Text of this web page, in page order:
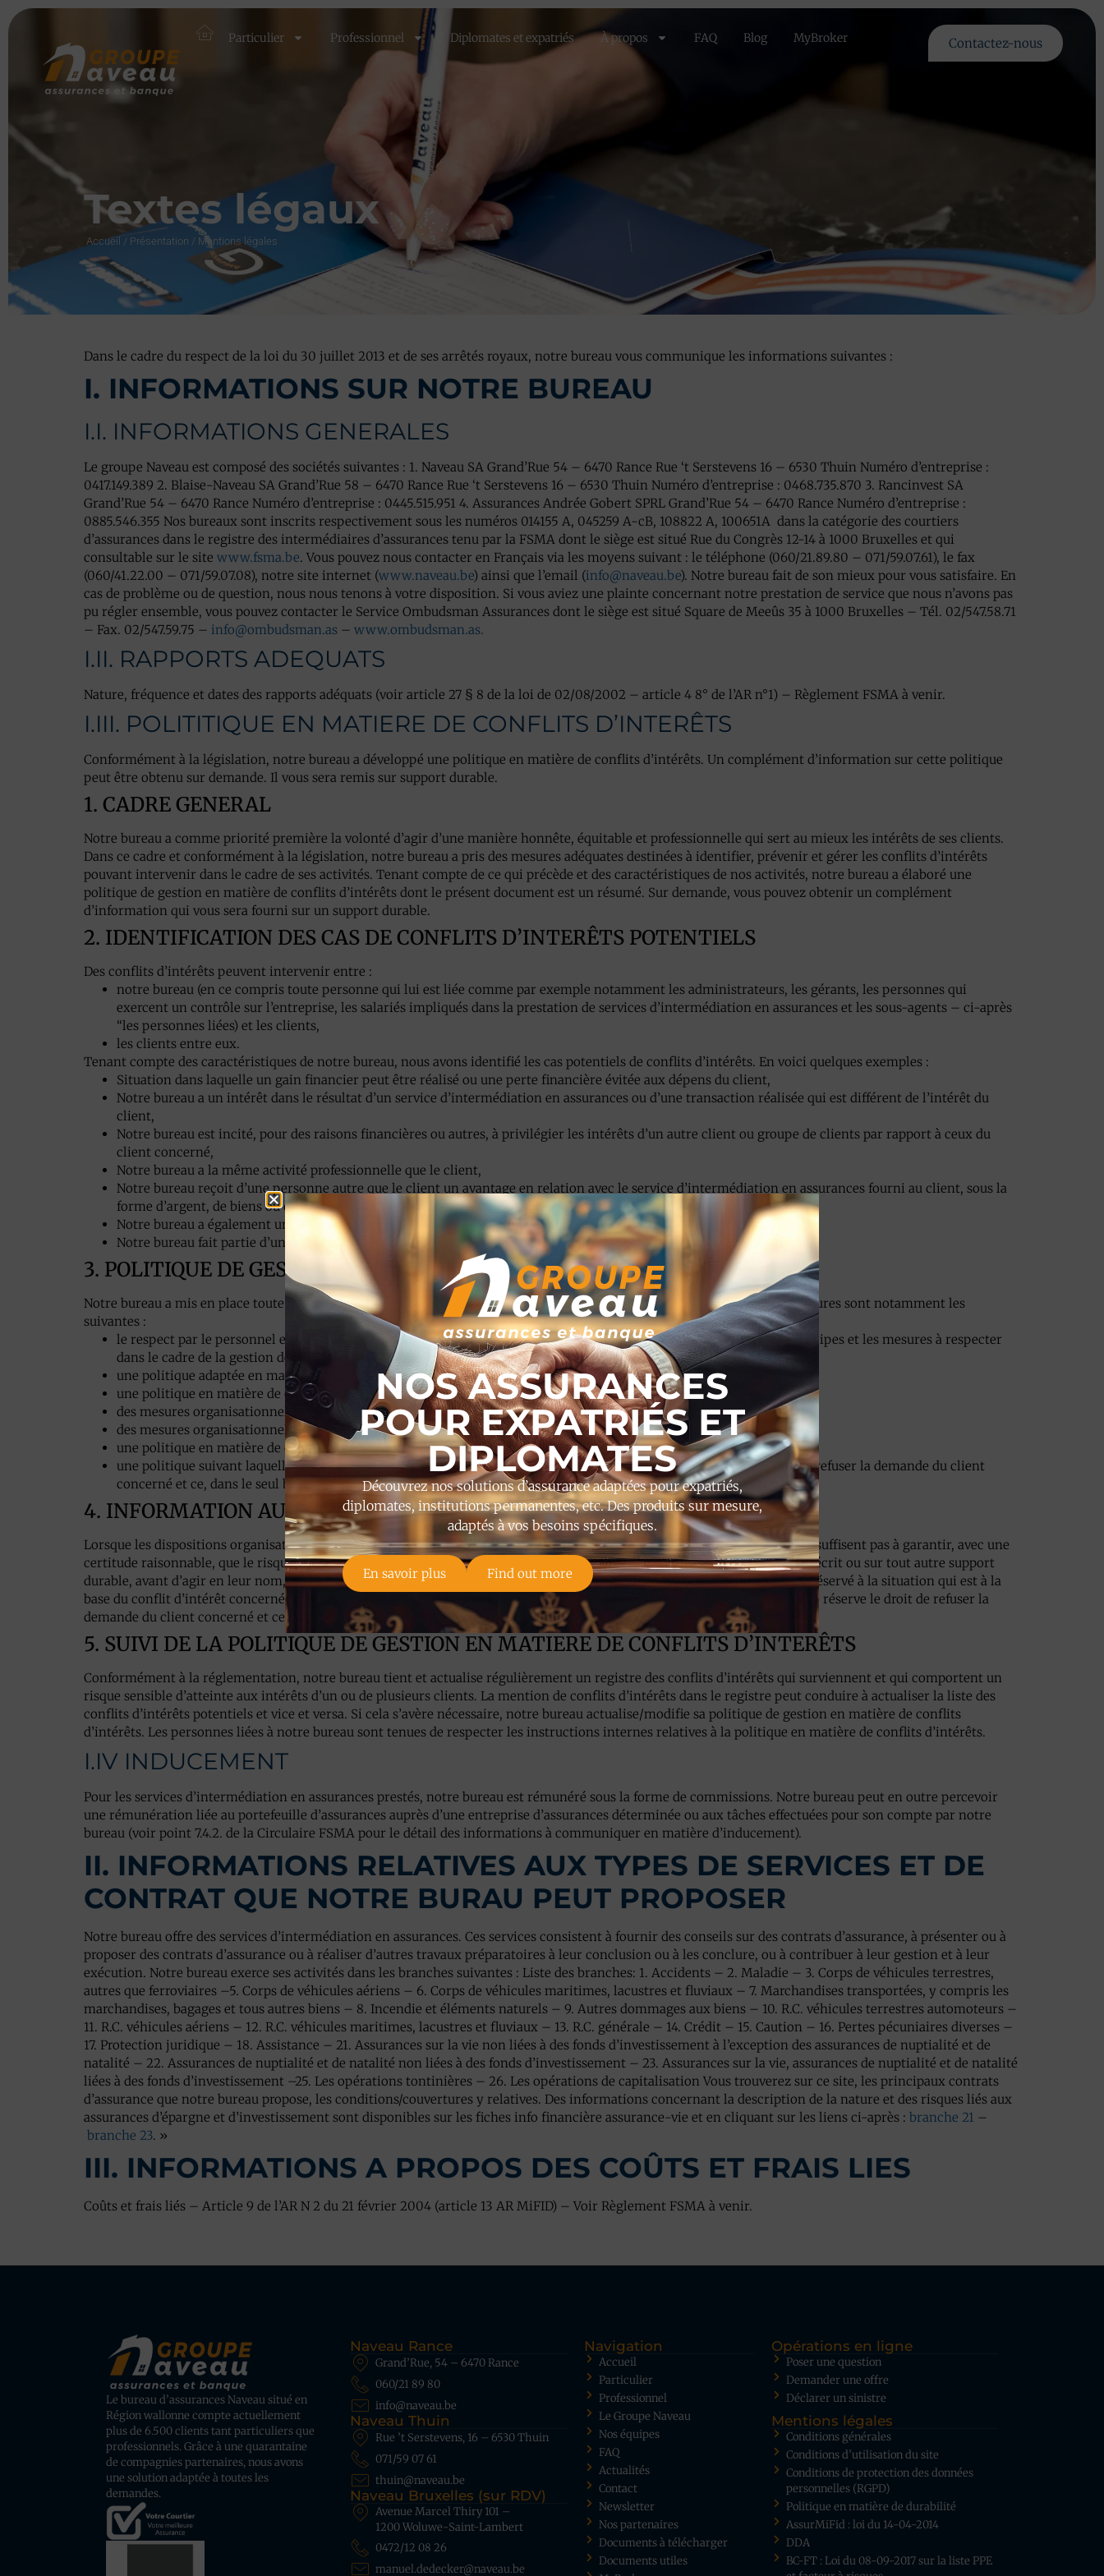
Particulier Professionnel Diplomates et expatriés À propos FAQ Blog MyBroker Contactez-nous
Textes légaux
Accueil / Présentation / Mentions légales
Dans le cadre du respect de la loi du 30 juillet 2013 et de ses arrêtés royaux, notre bureau vous communique les informations suivantes :
I. INFORMATIONS SUR NOTRE BUREAU
I.I. INFORMATIONS GENERALES
Le groupe Naveau est composé des sociétés suivantes : 1. Naveau SA Grand’Rue 54 – 6470 Rance Rue ‘t Serstevens 16 – 6530 Thuin Numéro d’entreprise :
0417.149.389 2. Blaise-Naveau SA Grand’Rue 58 – 6470 Rance Rue ‘t Serstevens 16 – 6530 Thuin Numéro d’entreprise : 0468.735.870 3. Rancinvest SA
Grand’Rue 54 – 6470 Rance Numéro d’entreprise : 0445.515.951 4. Assurances Andrée Gobert SPRL Grand’Rue 54 – 6470 Rance Numéro d’entreprise :
0885.546.355 Nos bureaux sont inscrits respectivement sous les numéros 014155 A, 045259 A-cB, 108822 A, 100651A dans la catégorie des courtiers
d’assurances dans le registre des intermédiaires d’assurances tenu par la FSMA dont le siège est situé Rue du Congrès 12-14 à 1000 Bruxelles et qui
consultable sur le site www.fsma.be. Vous pouvez nous contacter en Français via les moyens suivant : le téléphone (060/21.89.80 – 071/59.07.61), le fax
(060/41.22.00 – 071/59.07.08), notre site internet (www.naveau.be) ainsi que l’email (info@naveau.be). Notre bureau fait de son mieux pour vous satisfaire. En
cas de problème ou de question, nous nous tenons à votre disposition. Si vous aviez une plainte concernant notre prestation de service que nous n’avons pas
pu régler ensemble, vous pouvez contacter le Service Ombudsman Assurances dont le siège est situé Square de Meeûs 35 à 1000 Bruxelles – Tél. 02/547.58.71
– Fax. 02/547.59.75 – info@ombudsman.as – www.ombudsman.as.
I.II. RAPPORTS ADEQUATS
Nature, fréquence et dates des rapports adéquats (voir article 27 § 8 de la loi de 02/08/2002 – article 4 8° de l’AR n°1) – Règlement FSMA à venir.
I.III. POLITITIQUE EN MATIERE DE CONFLITS D’INTERÊTS
Conformément à la législation, notre bureau a développé une politique en matière de conflits d’intérêts. Un complément d’information sur cette politique
peut être obtenu sur demande. Il vous sera remis sur support durable.
1. CADRE GENERAL
Notre bureau a comme priorité première la volonté d’agir d’une manière honnête, équitable et professionnelle qui sert au mieux les intérêts de ses clients.
Dans ce cadre et conformément à la législation, notre bureau a pris des mesures adéquates destinées à identifier, prévenir et gérer les conflits d’intérêts
pouvant intervenir dans le cadre de ses activités. Tenant compte de ce qui précède et des caractéristiques de nos activités, notre bureau a élaboré une
politique de gestion en matière de conflits d’intérêts dont le présent document est un résumé. Sur demande, vous pouvez obtenir un complément
d’information qui vous sera fourni sur un support durable.
2. IDENTIFICATION DES CAS DE CONFLITS D’INTERÊTS POTENTIELS
Des conflits d’intérêts peuvent intervenir entre :
notre bureau (en ce compris toute personne qui lui est liée comme par exemple notamment les administrateurs, les gérants, les personnes qui
exercent un contrôle sur l’entreprise, les salariés impliqués dans la prestation de services d’intermédiation en assurances et les sous-agents – ci-après
“les personnes liées) et les clients,
les clients entre eux.
Tenant compte des caractéristiques de notre bureau, nous avons identifié les cas potentiels de conflits d’intérêts. En voici quelques exemples :
Situation dans laquelle un gain financier peut être réalisé ou une perte financière évitée aux dépens du client,
Notre bureau a un intérêt dans le résultat d’un service d’intermédiation en assurances ou d’une transaction réalisée qui est différent de l’intérêt du
client,
Notre bureau est incité, pour des raisons financières ou autres, à privilégier les intérêts d’un autre client ou groupe de clients par rapport à ceux du
client concerné,
Notre bureau a la même activité professionnelle que le client,
Notre bureau reçoit d’une personne autre que le client un avantage en relation avec le service d’intermédiation en assurances fourni au client, sous la
forme d’argent, de biens ou de services, autre que la commission ou les frais normalement pratiqués pour ce service.
Notre bureau a également une activité d’intermédiation en services bancaire et d’investissement (Fintro)
Notre bureau fait partie d’un groupe.
3. POLITIQUE DE GESTION EN MATIERE DE CONFLITS D’INTERÊTS
Notre bureau a mis en place toute une série de mesures afin de gérer les conflits d’intérêts qui pourraient se poser. Ces mesures sont notamment les
suivantes :
le respect par le personnel et toute autre personne liée au bureau d’une note d’instruction interne reprenant les principes et les mesures à respecter
dans le cadre de la gestion des conflits d’intérêts,
une politique adaptée en matière de rémunération du personnel et de toute autre personne liée au bureau,
une politique en matière de cadeaux ou autres avantages,
des mesures organisationnelles qui garantissent le caractère confidentiel des données communiquées par les clients,
des mesures organisationnelles en matière de gestion séparée lorsque cela s’avère nécessaire,
une politique en matière de conseil d’arbitrage,
une politique suivant laquelle si un conflit d’intérêt spécifique ne peut être résolu, notre bureau se réserve le droit de refuser la demande du client
concerné et ce, dans le seul but de protéger ses intérêts.
4. INFORMATION AU CLIENT
Lorsque les dispositions organisationnelles ou administratives prises par notre bureau pour gérer les conflits d’intérêts ne suffisent pas à garantir, avec une
certitude raisonnable, que le risque de porter atteinte aux intérêts du client sera évité, notre bureau informera ceux-ci par écrit ou sur tout autre support
durable, avant d’agir en leur nom, de la nature générale et/ou de la source de ces conflits d’intérêts. Le choix final du suivi réservé à la situation qui est à la
base du conflit d’intérêt concerné appartient au client. Si un conflit d’intérêt spécifique ne peut être résolu, notre bureau se réserve le droit de refuser la
demande du client concerné et ce, dans le seul but de protéger ses intérêts.
5. SUIVI DE LA POLITIQUE DE GESTION EN MATIERE DE CONFLITS D’INTERÊTS
Conformément à la réglementation, notre bureau tient et actualise régulièrement un registre des conflits d’intérêts qui surviennent et qui comportent un
risque sensible d’atteinte aux intérêts d’un ou de plusieurs clients. La mention de conflits d’intérêts dans le registre peut conduire à actualiser la liste des
conflits d’intérêts potentiels et vice et versa. Si cela s’avère nécessaire, notre bureau actualise/modifie sa politique de gestion en matière de conflits
d’intérêts. Les personnes liées à notre bureau sont tenues de respecter les instructions internes relatives à la politique en matière de conflits d’intérêts.
I.IV INDUCEMENT
Pour les services d’intermédiation en assurances prestés, notre bureau est rémunéré sous la forme de commissions. Notre bureau peut en outre percevoir
une rémunération liée au portefeuille d’assurances auprès d’une entreprise d’assurances déterminée ou aux tâches effectuées pour son compte par notre
bureau (voir point 7.4.2. de la Circulaire FSMA pour le détail des informations à communiquer en matière d’inducement).
II. INFORMATIONS RELATIVES AUX TYPES DE SERVICES ET DE
CONTRAT QUE NOTRE BURAU PEUT PROPOSER
Notre bureau offre des services d’intermédiation en assurances. Ces services consistent à fournir des conseils sur des contrats d’assurance, à présenter ou à
proposer des contrats d’assurance ou à réaliser d’autres travaux préparatoires à leur conclusion ou à les conclure, ou à contribuer à leur gestion et à leur
exécution. Notre bureau exerce ses activités dans les branches suivantes : Liste des branches: 1. Accidents – 2. Maladie – 3. Corps de véhicules terrestres,
autres que ferroviaires –5. Corps de véhicules aériens – 6. Corps de véhicules maritimes, lacustres et fluviaux – 7. Marchandises transportées, y compris les
marchandises, bagages et tous autres biens – 8. Incendie et éléments naturels – 9. Autres dommages aux biens – 10. R.C. véhicules terrestres automoteurs –
11. R.C. véhicules aériens – 12. R.C. véhicules maritimes, lacustres et fluviaux – 13. R.C. générale – 14. Crédit – 15. Caution – 16. Pertes pécuniaires diverses –
17. Protection juridique – 18. Assistance – 21. Assurances sur la vie non liées à des fonds d’investissement à l’exception des assurances de nuptialité et de
natalité – 22. Assurances de nuptialité et de natalité non liées à des fonds d’investissement – 23. Assurances sur la vie, assurances de nuptialité et de natalité
liées à des fonds d’investissement –25. Les opérations tontinières – 26. Les opérations de capitalisation Vous trouverez sur ce site, les principaux contrats
d’assurance que notre bureau propose, les conditions/couvertures y relatives. Des informations concernant la description de la nature et des risques liés aux
assurances d’épargne et d’investissement sont disponibles sur les fiches info financière assurance-vie et en cliquant sur les liens ci-après : branche 21 –
branche 23. »
III. INFORMATIONS A PROPOS DES COÛTS ET FRAIS LIES
Coûts et frais liés – Article 9 de l’AR N 2 du 21 février 2004 (article 13 AR MiFID) – Voir Règlement FSMA à venir.
Le bureau d’assurances Naveau situé en
Région wallonne compte actuellement
plus de 6.500 clients tant particuliers que
professionnels. Grâce à une quarantaine
de compagnies partenaires, nous avons
une solution adaptée à toutes les
demandes.
Naveau Rance
Grand’Rue, 54 – 6470 Rance
060/21 89 80
info@naveau.be
Naveau Thuin
Rue ’t Serstevens, 16 – 6530 Thuin
071/59 07 61
thuin@naveau.be
Naveau Bruxelles (sur RDV)
Avenue Marcel Thiry 101 –
1200 Woluwe-Saint-Lambert
0472/12 08 26
manuel.dedecker@naveau.be
Navigation
Accueil
Particulier
Professionnel
Le Groupe Naveau
Nos équipes
FAQ
Actualités
Contact
Newsletter
Nos partenaires
Documents à télécharger
Documents utiles
Opérations en ligne
Poser une question
Demander une offre
Déclarer un sinistre
Mentions légales
Conditions générales
Conditions d’utilisation du site
Conditions de protection des données
personnelles (RGPD)
Politique en matière de durabilité
AssurMiFid : loi du 14-04-2014
DDA
BC-FT : Loi du 08-09-2017 sur la liste PPE
NOS ASSURANCES
POUR EXPATRIÉS ET
DIPLOMATES
Découvrez nos solutions d’assurance adaptées pour expatriés,
diplomates, institutions permanentes, etc. Des produits sur mesure,
adaptés à vos besoins spécifiques.
En savoir plus Find out more